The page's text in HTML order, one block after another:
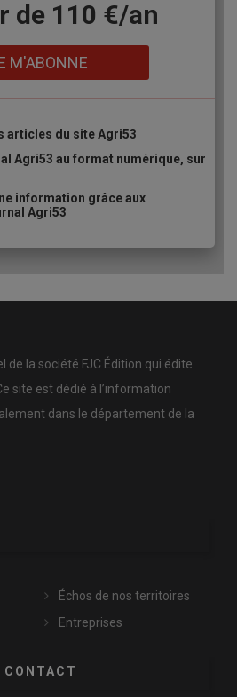
de 110 €/an
M'ABONNE
articles du site Agri53
Agri53 au format numérique, sur
information grâce aux
Agri53
la société FJC Édition qui édite
site est dédié à l’information
dans le département de la
Échos de nos territoires
Entreprises
CONTACT